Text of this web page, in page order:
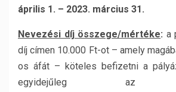
április 1. – 2023. március 31.
Nevezési díj összege/mértéke: a
díj címen 10.000 Ft-ot – amely
os áfát – köteles befizetni a
egyidejűleg az